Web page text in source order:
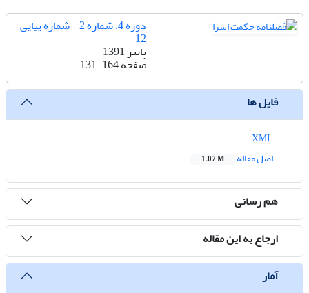
دوره 4، شماره 2 - شماره پیاپی
12
پاییز 1391
صفحه131-164
فایل ها
اصل مقاله
1.07 M
هم رسانی
ارجاع به این مقاله
آمار